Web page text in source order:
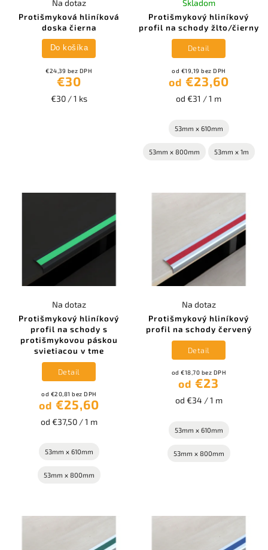
Protišmyková hliníková
doska čierna
Na dotaz
€24,39 bez DPH
€30
€30 / 1 ks
Do košíka
Protišmykový hliníkový
profil na schody žlto/čierny
Skladom
od €19,19 bez DPH
od €23,60
od €31 / 1 m
Detail
53mm x 610mm
53mm x 800mm 53mm x 1m
Protišmykový hliníkový
profil na schody s
protišmykovou páskou
svietiacou v tme
Na dotaz
od €20,81 bez DPH
od €25,60
od €37,50 / 1 m
Detail
53mm x 610mm
53mm x 800mm
Protišmykový hliníkový
profil na schody červený
Na dotaz
od €18,70 bez DPH
od €23
od €34 / 1 m
Detail
53mm x 610mm
53mm x 800mm